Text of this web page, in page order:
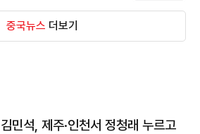
중국뉴스 더보기
김민석, 제주·인천서 정청래 누르고